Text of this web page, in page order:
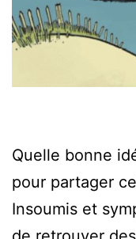
Quelle bonne
pour partager
Insoumis et